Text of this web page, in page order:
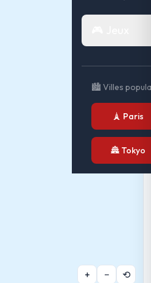
🏙️ Villes
🗼 Paris
🏯 Tokyo
+ − ⟲